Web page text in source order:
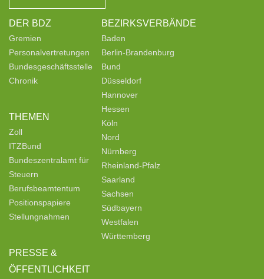
DER BDZ
Gremien
Personalvertretungen
Bundesgeschäftsstelle
Chronik
THEMEN
Zoll
ITZBund
Bundeszentralamt für
Steuern
Berufsbeamtentum
Positionspapiere
Stellungnahmen
PRESSE &
ÖFFENTLICHKEIT
BEZIRKSVERBÄNDE
Baden
Berlin-Brandenburg
Bund
Düsseldorf
Hannover
Hessen
Köln
Nord
Nürnberg
Rheinland-Pfalz
Saarland
Sachsen
Südbayern
Westfalen
Württemberg